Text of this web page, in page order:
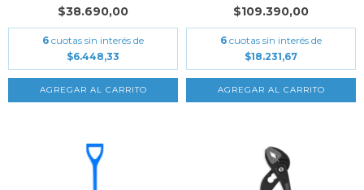
$38.690,00
6 cuotas sin interés de
$6.448,33
$109.390,00
6 cuotas sin interés de
$18.231,67